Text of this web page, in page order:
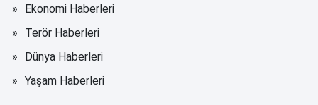
Ekonomi Haberleri
Terör Haberleri
Dünya Haberleri
Yaşam Haberleri